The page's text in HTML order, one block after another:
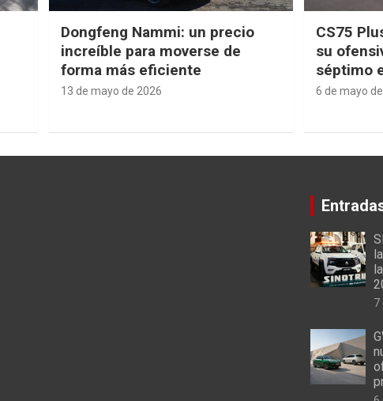
Dongfeng Nammi: un precio
increíble para moverse de
forma más eficiente
13 de mayo de 2026
CS75
su
séptimo
6 de mayo
7